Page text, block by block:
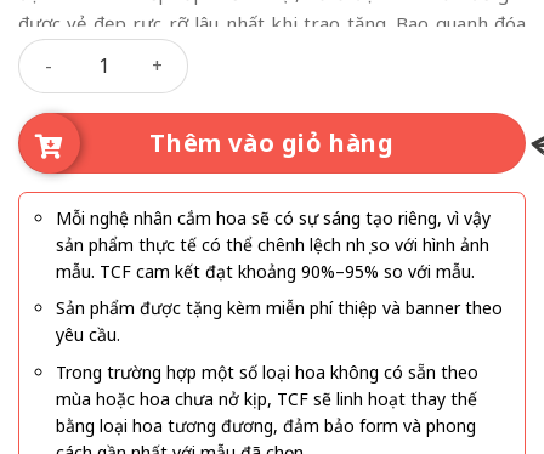
được vẻ đẹp rực rỡ lâu nhất khi trao tặng. Bao quanh đóa
hồng là lớp hoa baby trắng tinh khôi được cắm dày vừa đủ
để tạo hiệu ứng bồng bềnh như một đám mây nhỏ. Sự
tương phản giữa sắc đỏ nồng nàn và nền trắng thuần khiết
tạo nên điểm nhấn thị giác ấn tượng, khiến ánh nhìn tự
nhiên tập trung vào trung tâm của bó hoa. Lớp giấy gói
trắng cao cấp cùng nơ đỏ satin mềm mại hoàn thiện tổng
thể thanh lịch, hiện đại nhưng vẫn đầy cảm xúc.
Say Trong Ánh Mắt số lượng
Thêm vào giỏ hàng
Mỗi nghệ nhân cắm hoa sẽ có sự sáng tạo riêng, vì vậy
sản phẩm thực tế có thể chênh lệch nhẹ so với hình ảnh
mẫu. TCF cam kết đạt khoảng 90%–95% so với mẫu.
Sản phẩm được tặng kèm miễn phí thiệp và banner theo
yêu cầu.
Trong trường hợp một số loại hoa không có sẵn theo
mùa hoặc hoa chưa nở kịp, TCF sẽ linh hoạt thay thế
bằng loại hoa tương đương, đảm bảo form và phong